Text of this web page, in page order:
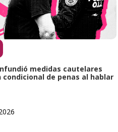
medidas cautelares
condicional de penas al hablar